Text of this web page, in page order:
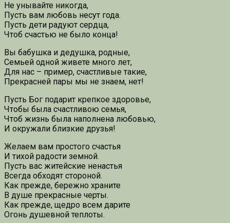
Не унывайте никогда,
Пусть вам любовь несут года.
Пусть дети радуют сердца,
Чтоб счастью не было конца!
Вы бабушка и дедушка, родные,
Семьей одной живете много лет,
Для нас – пример, счастливые такие,
Прекрасней пары мы не знаем, нет!
Пусть Бог подарит крепкое здоровье,
Чтобы была счастливою семья,
Чтоб жизнь была наполнена любовью,
И окружали близкие друзья!
Желаем вам простого счастья
И тихой радости земной.
Пусть вас житейские ненастья
Всегда обходят стороной.
Как прежде, бережно храните
В душе прекрасные черты.
Как прежде, щедро всем дарите
Огонь душевной теплоты.